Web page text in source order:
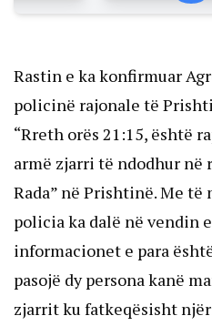
Rastin e ka konfirmuar
policinë rajonale të
“Rreth orës 21:15, është
armë zjarri të ndodhur në
Rada” në Prishtinë. Me
policia ka dalë në vendin
informacionet e para
pasojë dy persona kanë
zjarrit ku fatkeqësisht